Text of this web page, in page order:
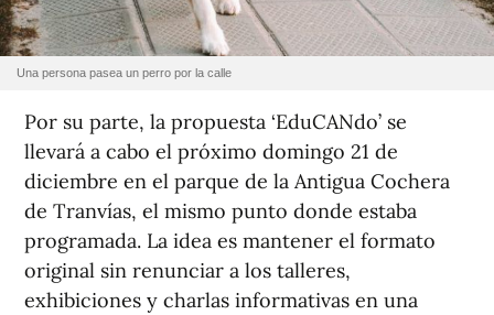
Una persona pasea un perro por la calle
Por su parte, la propuesta ‘EduCANdo’ se
llevará a cabo el próximo domingo 21 de
diciembre en el parque de la Antigua Cochera
de Tranvías, el mismo punto donde estaba
programada. La idea es mantener el formato
original sin renunciar a los talleres,
exhibiciones y charlas informativas en una